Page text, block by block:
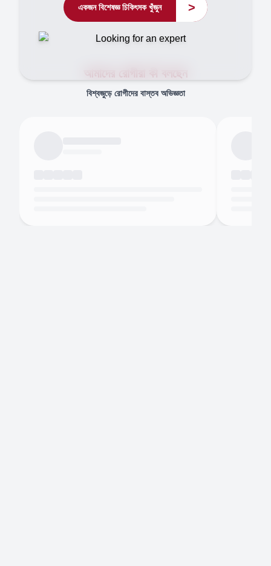
একজন বিশেষজ্ঞ চিকিৎসক খুঁজুন >
আমাদের রোগীরা কী বলছেন
বিশ্বজুড়ে রোগীদের বাস্তব অভিজ্ঞতা